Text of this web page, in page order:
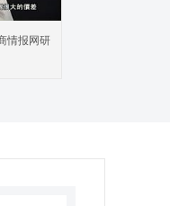
情报网研
情况
结
查